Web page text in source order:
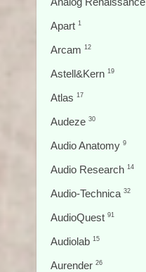
Apart 1
Arcam 12
Astell&Kern 19
Atlas 17
Audeze 30
Audio Anatomy 9
Audio Research 14
Audio-Technica 32
AudioQuest 91
Audiolab 15
Aurender 26